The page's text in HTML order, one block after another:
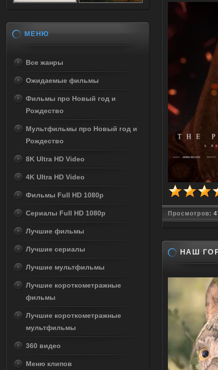
Просмотров:
НАШ
МЕНЮ
Все жанры
Ожидаемые фильмы
Фильмы про Новый год и
Рождество
Мультфильмы про Новый год и
Рождество
8K Ultra HD Video
4K Ultra HD Video
Фильмы Full HD 1080p
Сериалы Full HD 1080p
Лучшие фильмы
Лучшие сериалы
Лучшие мультфильмы
Лучшие короткометражные
фильмы
Лучшие короткометражные
мультфильмы
360 видео
Меню клипов